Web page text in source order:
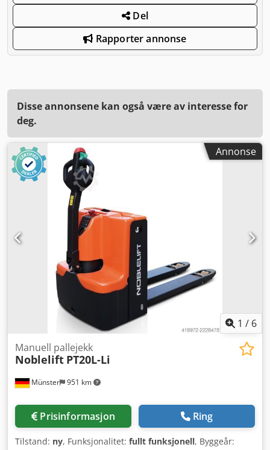
Del
Rapporter annonse
Disse annonsene kan også være av interesse for
deg.
Annonse
1 / 6
Münster 951 km
Manuell pallejekk
Noblelift PT20L-Li
Prisinformasjon Ring
Tilstand: ny, Funksjonalitet: fullt funksjonell, Byggeår: